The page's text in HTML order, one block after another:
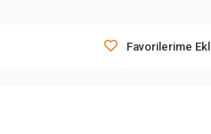
Favorilerime